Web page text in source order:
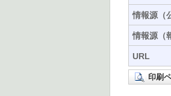
情報源（
情報源（
URL
印刷